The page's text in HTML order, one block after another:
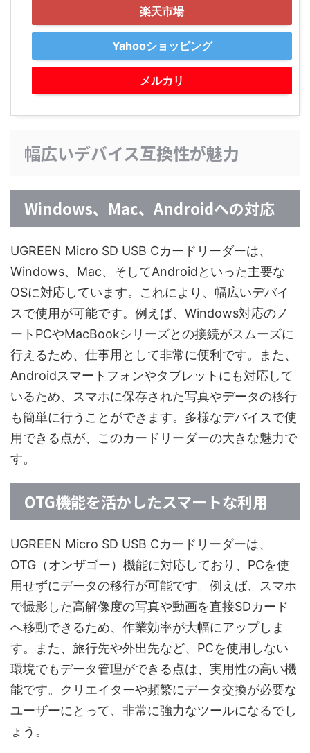
楽天市場
Yahooショッピング
メルカリ
幅広いデバイス互換性が魅力
Windows、Mac、Androidへの対応
UGREEN Micro SD USB Cカードリーダーは、
Windows、Mac、そしてAndroidといった主要な
OSに対応しています。これにより、幅広いデバイ
スで使用が可能です。例えば、Windows対応のノ
ートPCやMacBookシリーズとの接続がスムーズに
行えるため、仕事用として非常に便利です。また、
Androidスマートフォンやタブレットにも対応して
いるため、スマホに保存された写真やデータの移行
も簡単に行うことができます。多様なデバイスで使
用できる点が、このカードリーダーの大きな魅力で
す。
OTG機能を活かしたスマートな利用
UGREEN Micro SD USB Cカードリーダーは、
OTG（オンザゴー）機能に対応しており、PCを使
用せずにデータの移行が可能です。例えば、スマホ
で撮影した高解像度の写真や動画を直接SDカード
へ移動できるため、作業効率が大幅にアップしま
す。また、旅行先や外出先など、PCを使用しない
環境でもデータ管理ができる点は、実用性の高い機
能です。クリエイターや頻繁にデータ交換が必要な
ユーザーにとって、非常に強力なツールになるでし
ょう。